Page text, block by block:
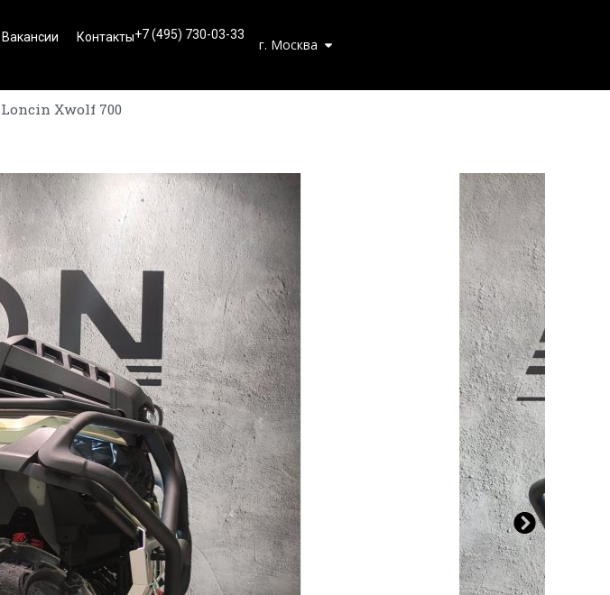
Вакансии Контакты+7 (495) 730-03-33
г. Москва
Loncin Xwolf 700